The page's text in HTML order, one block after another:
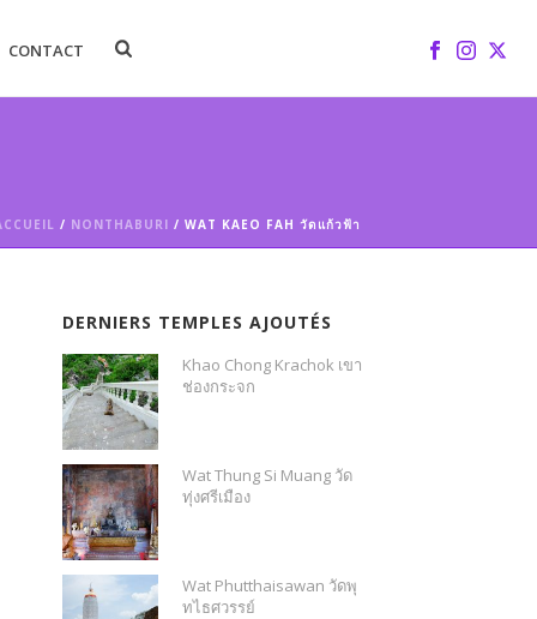
CONTACT
/ NONTHABURI / WAT KAEO FAH วัดแก้วฟ้า
DERNIERS TEMPLES AJOUTÉS
Khao Chong Krachok เขา
ช่องกระจก
Wat Thung Si Muang วัด
ทุ่งศรีเมือง
Wat Phutthaisawan วัดพุ
ทไธศวรรย์